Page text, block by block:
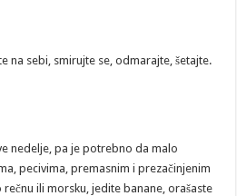
na sebi, smirujte se, odmarajte, šetajte.
nedelje, pa je potrebno da malo
pecivima, premasnim i prezačinjenim
ili morsku, jedite banane, orašaste